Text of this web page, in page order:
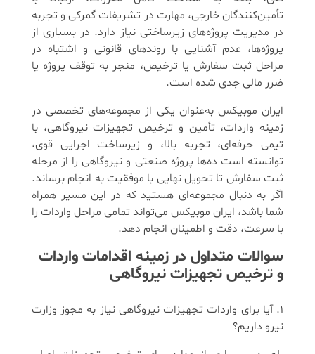
تأمین‌کنندگان خارجی، مهارت در تشریفات گمرکی و تجربه
در مدیریت پروژه‌های زیرساختی نیاز دارد. در بسیاری از
پروژه‌ها، عدم آشنایی با روندهای قانونی و اشتباه در
مراحل ثبت سفارش یا ترخیص، منجر به توقف پروژه یا
ضرر مالی جدی شده است.
ایران موبیکس به‌عنوان یکی از مجموعه‌های تخصصی در
زمینه واردات، تأمین و ترخیص تجهیزات نیروگاهی، با
تیمی حرفه‌ای، تجربه بالا، و زیرساخت اجرایی قوی،
توانسته است ده‌ها پروژه صنعتی و نیروگاهی را از مرحله
ثبت سفارش تا تحویل نهایی با موفقیت به انجام برساند.
اگر به دنبال مجموعه‌ای هستید که در این مسیر همراه
شما باشد، ایران موبیکس می‌تواند تمامی مراحل واردات را
با سرعت، دقت و اطمینان انجام دهد.
سوالات متداول در زمینه اقدامات واردات
و ترخیص تجهیزات نیروگاهی
۱. آیا برای واردات تجهیزات نیروگاهی نیاز به مجوز وزارت
نیرو داریم؟